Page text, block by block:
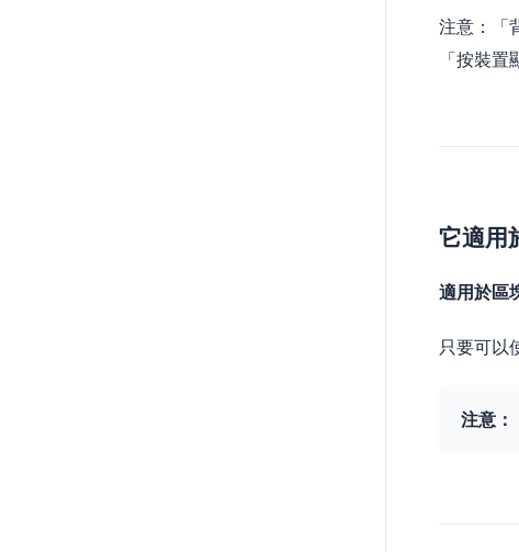
注意：「
「按裝置
它適用
適用於區
只要可以
注意：